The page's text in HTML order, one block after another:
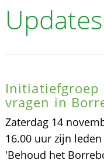
Updates
Initiatiefgroep
vragen in
Zaterdag 14
16.00 uur zijn
'Behoud het